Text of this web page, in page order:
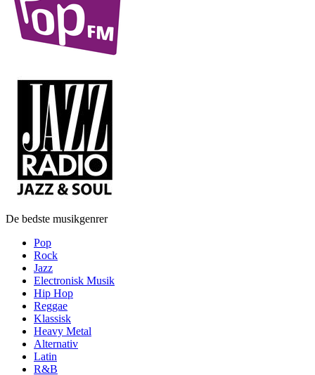
De bedste musikgenrer
Pop
Rock
Jazz
Electronisk Musik
Hip Hop
Reggae
Klassisk
Heavy Metal
Alternativ
Latin
R&B